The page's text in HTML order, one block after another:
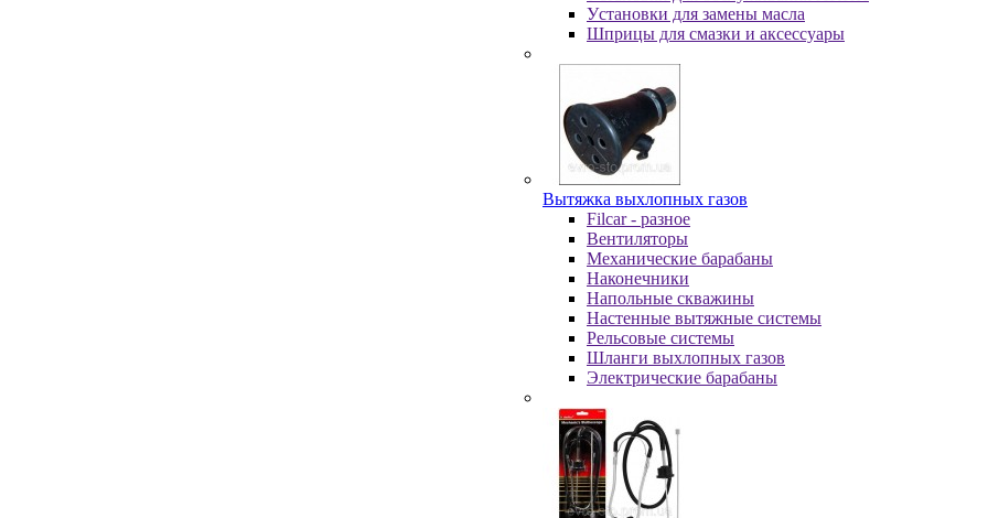
Уcтaнoвки для зaмeны мacлa
Шпpицы для cмaзки и aкceccуapы
Вытяжка выхлопных газов
Filcar - разное
Вентиляторы
Механические барабаны
Наконечники
Напольные скважины
Настенные вытяжные системы
Рельсовые системы
Шланги выхлопных газов
Электрические барабаны